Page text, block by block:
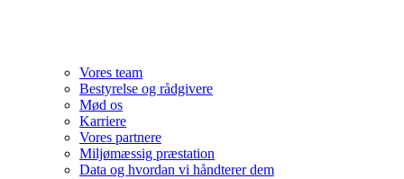
Vores team
Bestyrelse og rådgivere
Mød os
Karriere
Vores partnere
Miljømæssig præstation
Data og hvordan vi håndterer dem